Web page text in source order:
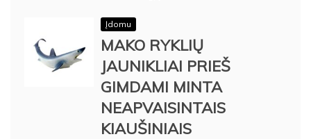
Įdomu
MAKO RYKLIŲ
JAUNIKLIAI PRIEŠ
GIMDAMI MINTA
NEAPVAISINTAIS
KIAUŠINIAIS